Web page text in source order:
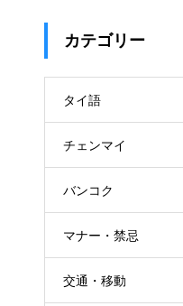
カテゴリー
タイ語
チェンマイ
バンコク
マナー・禁忌
交通・移動